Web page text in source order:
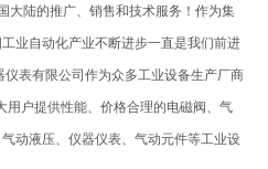
大陆的推广、销售和技术服务！作为集
业自动化产业不断进步一直是我们前进
表有限公司作为众多工业设备生产厂商
用户提供性能、价格合理的电磁阀、气
动液压、仪器仪表、气动元件等工业设